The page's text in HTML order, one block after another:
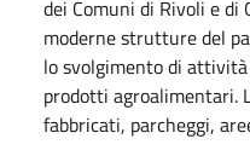
dei Comuni di Rivoli e di
moderne strutture del
lo svolgimento di attività
prodotti agroalimentari.
fabbricati, parcheggi,